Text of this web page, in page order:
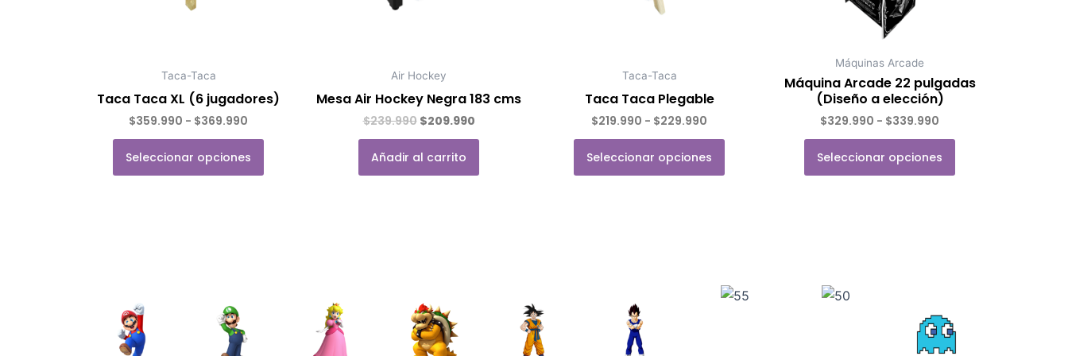
Taca-Taca
Taca Taca XL (6 jugadores)
$359.990 - $369.990
Seleccionar opciones
pueden
la
página
de
producto
Air Hockey
Mesa Air Hockey Negra 183 cms
$239.990 $209.990
Añadir al carrito
Taca-Taca
Taca Taca Plegable
$219.990 - $229.990
Seleccionar opciones
pueden
la
producto
Máquinas Arcade
Máquina Arcade 22 pulgadas
(Diseño a elección)
$329.990 - $339.990
Seleccionar opciones
pueden
elegir
la
página
producto